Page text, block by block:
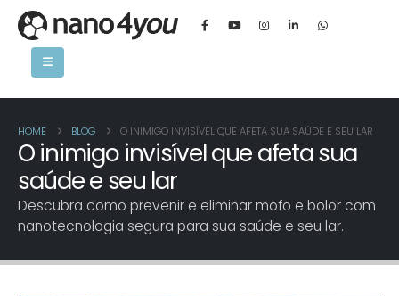
HOME BLOG O INIMIGO INVISÍVEL QUE AFETA SUA SAÚDE E SEU LAR
O inimigo invisível que afeta sua
saúde e seu lar
Descubra como prevenir e eliminar mofo e bolor com
nanotecnologia segura para sua saúde e seu lar.